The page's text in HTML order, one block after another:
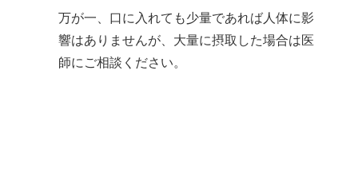
万が一、口に入れても少量であれば人体に影
響はありませんが、大量に摂取した場合は医
師にご相談ください。